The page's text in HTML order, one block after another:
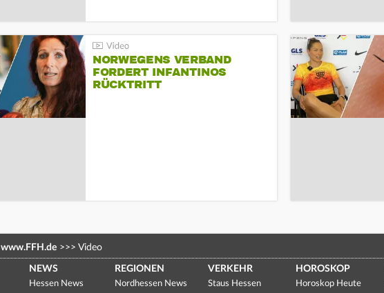
NORWEGENS VERBAND
FORDERT INFANTINOS
RÜCKTRITT
www.FFH.de >>> Video
NEWS
Hessen News
REGIONEN
Nordhessen News
VERKEHR
Staus Hessen
HOROSKOP
Horoskop Heute